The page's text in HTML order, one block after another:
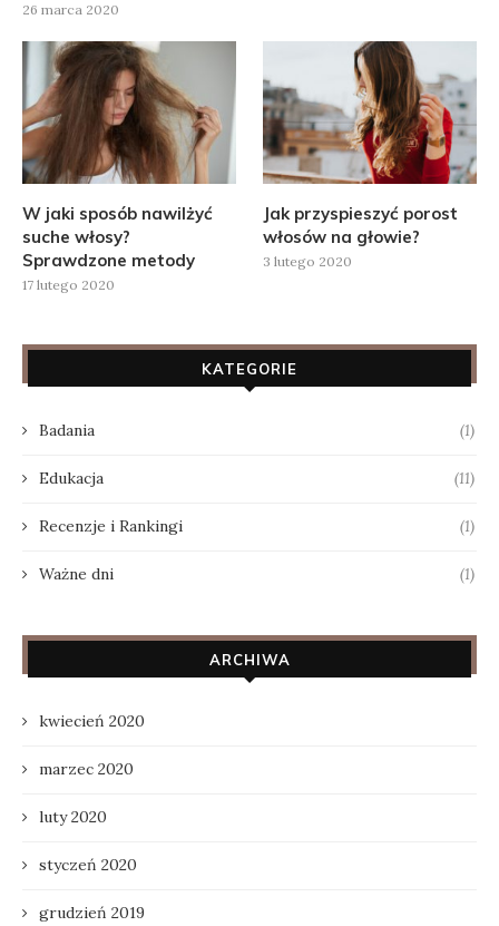
26 marca 2020
W jaki sposób nawilżyć
suche włosy?
Sprawdzone metody
17 lutego 2020
Jak przyspieszyć porost
włosów na głowie?
3 lutego 2020
KATEGORIE
Badania (1)
Edukacja (11)
Recenzje i Rankingi (1)
Ważne dni (1)
ARCHIWA
kwiecień 2020
marzec 2020
luty 2020
styczeń 2020
grudzień 2019